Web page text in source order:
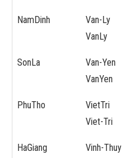
NamDinh
Van-Ly
VanLy
SonLa
Van-Yen
VanYen
PhuTho
VietTri
Viet-Tri
HaGiang
Vinh-Thuy